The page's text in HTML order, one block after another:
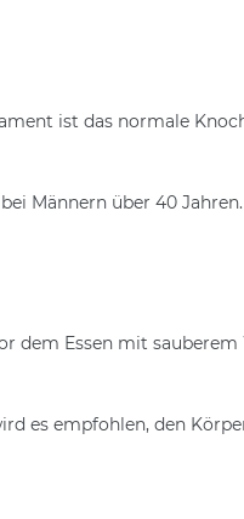
ist das normale
Männern über 40
dem Essen mit
es empfohlen, den